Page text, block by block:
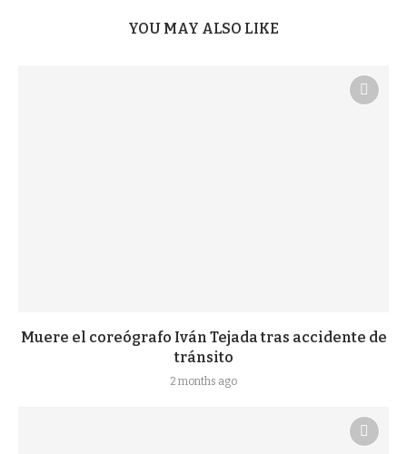
YOU MAY ALSO LIKE
Muere el coreógrafo Iván Tejada tras accidente de
tránsito
2 months ago